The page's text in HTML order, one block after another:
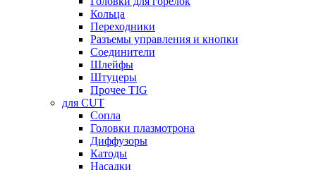
Кольца
Переходники
Разъемы управления и кнопки
Соединители
Шлейфы
Штуцеры
Прочее TIG
для CUT
Сопла
Головки плазмотрона
Диффузоры
Катоды
Насадки